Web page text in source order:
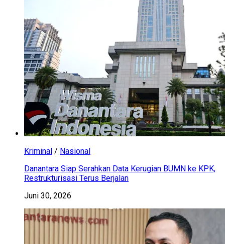
Kriminal / Nasional
Danantara Siap Serahkan Data Kerugian BUMN ke KPK,
Restrukturisasi Terus Berjalan
Juni 30, 2026